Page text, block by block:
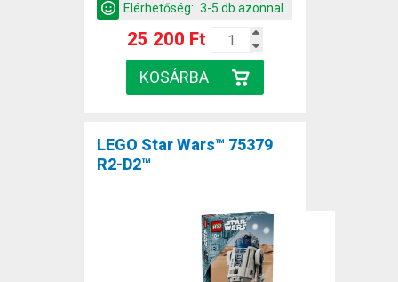
Elérhetőség: 3-5 db azonnal
25 200 Ft
LEGO Star Wars™ 75379
R2-D2™